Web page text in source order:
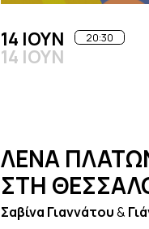
14 ΙΟΥΝ
14 ΙΟΥΝ
20:30
ΛΕΝΑ
ΣΤΗ
Σαβίνα Γιαννάτου&